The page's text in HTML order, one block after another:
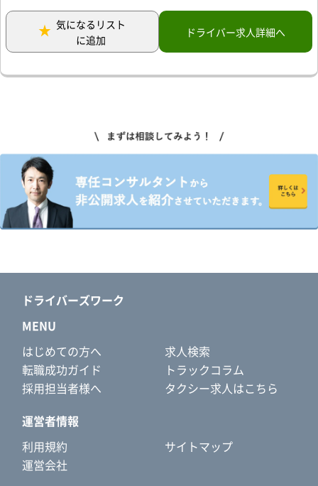
気になるリスト
に追加
ドライバー求人詳細へ
ドライバーズワーク
MENU
はじめての方へ
求人検索
転職成功ガイド
トラックコラム
採用担当者様へ
タクシー求人はこちら
運営者情報
利用規約
サイトマップ
運営会社